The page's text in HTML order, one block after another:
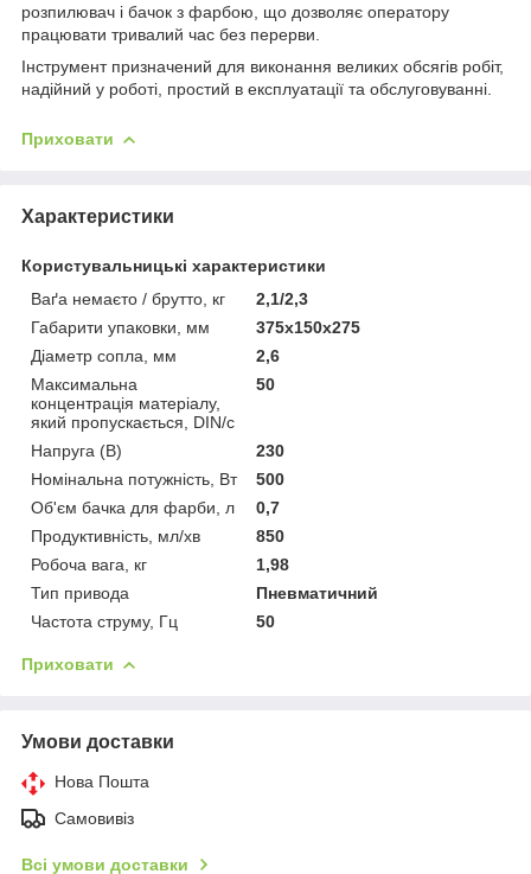
розпилювач і бачок з фарбою, що дозволяє оператору
працювати тривалий час без перерви.
Інструмент призначений для виконання великих обсягів робіт,
надійний у роботі, простий в експлуатації та обслуговуванні.
Приховати
Характеристики
Користувальницькі характеристики
Ваґа немаєто / брутто, кг
2,1/2,3
Габарити упаковки, мм
375х150х275
Діаметр сопла, мм
2,6
Максимальна
концентрація матеріалу,
який пропускається, DIN/c
50
Напруга (В)
230
Номінальна потужність, Вт
500
Об'єм бачка для фарби, л
0,7
Продуктивність, мл/хв
850
Робоча вага, кг
1,98
Тип привода
Пневматичний
Частота струму, Гц
50
Приховати
Умови доставки
Нова Пошта
Самовивіз
Всі умови доставки